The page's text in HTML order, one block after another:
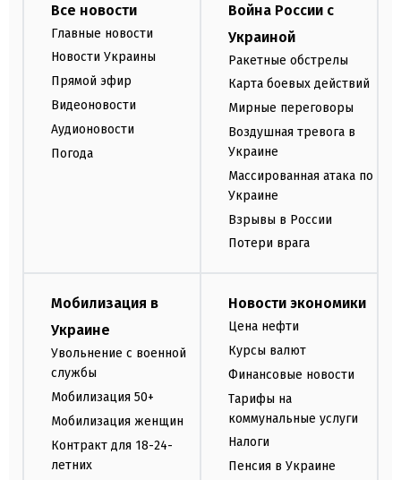
Все новости
Главные новости
Новости Украины
Прямой эфир
Видеоновости
Аудионовости
Погода
Война России с
Украиной
Ракетные обстрелы
Карта боевых действий
Мирные переговоры
Воздушная тревога в
Украине
Массированная атака по
Украине
Взрывы в России
Потери врага
Мобилизация в
Украине
Увольнение с военной
службы
Мобилизация 50+
Мобилизация женщин
Контракт для 18-24-
летних
Новости экономики
Цена нефти
Курсы валют
Финансовые новости
Тарифы на
коммунальные услуги
Налоги
Пенсия в Украине